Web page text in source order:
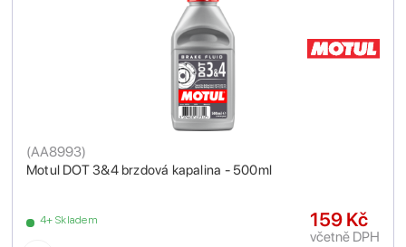
Motul DOT 3&4 brzdová kapalina - 500ml
(AA8993)
4+ Skladem 159 Kč
včetně DPH